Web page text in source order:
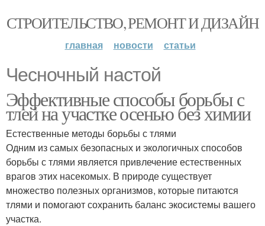
СТРОИТЕЛЬСТВО, РЕМОНТ И ДИЗАЙН
главная новости статьи
Чесночный настой
Эффективные способы борьбы с
тлей на участке осенью без химии
Естественные методы борьбы с тлями
Одним из самых безопасных и экологичных способов
борьбы с тлями является привлечение естественных
врагов этих насекомых. В природе существует
множество полезных организмов, которые питаются
тлями и помогают сохранить баланс экосистемы вашего
участка.